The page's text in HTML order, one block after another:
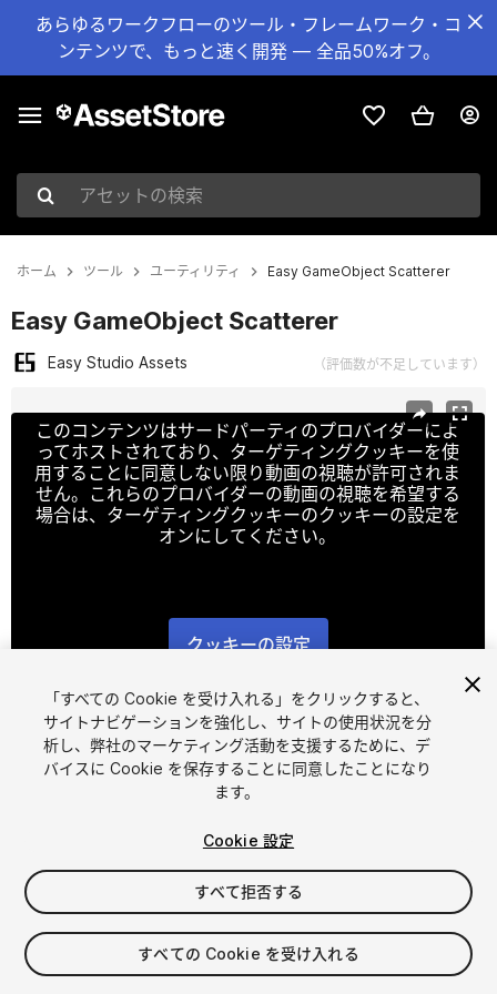
あらゆるワークフローのツール・フレームワーク・コ
ンテンツで、もっと速く開発 — 全品50%オフ。
アセットの検索
ホーム ツール ユーティリティ Easy GameObject Scatterer
Easy GameObject Scatterer
Easy Studio Assets （評価数が不足しています）
このコンテンツはサードパーティのプロバイダーによ
ってホストされており、ターゲティングクッキーを使
用することに同意しない限り動画の視聴が許可されま
せん。これらのプロバイダーの動画の視聴を希望する
場合は、ターゲティングクッキーのクッキーの設定を
オンにしてください。
クッキーの設定
FREE
13viewsin the past week
「すべての Cookie を受け入れる」をクリックすると、
サイトナビゲーションを強化し、サイトの使用状況を分
析し、弊社のマーケティング活動を支援するために、デ
バイスに Cookie を保存することに同意したことになり
ます。
Cookie 設定
すべて拒否する
すべての Cookie を受け入れる